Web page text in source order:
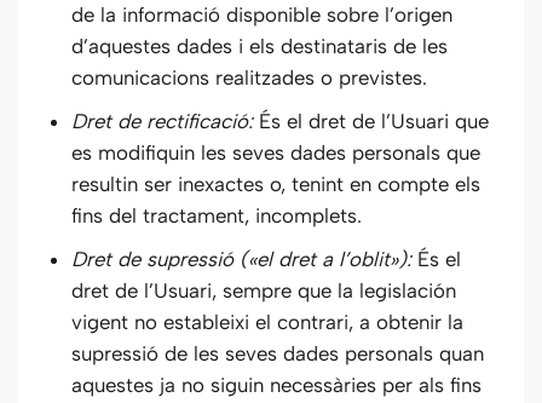
de la informació disponible sobre l’origen
d’aquestes dades i els destinataris de les
comunicacions realitzades o previstes.
Dret de rectificació:És el dret de l’Usuari que
es modifiquin les seves dades personals que
resultin ser inexactes o, tenint en compte els
fins del tractament, incomplets.
Dret de supressió («el dret a l’oblit»):És el
dret de l’Usuari, sempre que la legislación
vigent no estableixi el contrari, a obtenir la
supressió de les seves dades personals quan
aquestes ja no siguin necessàries per als fins